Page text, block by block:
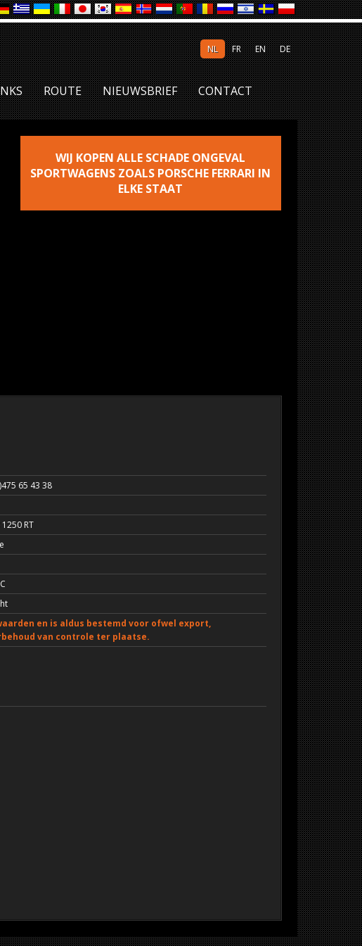
NL FR EN DE
ROUTE NIEUWSBRIEF CONTACT
WIJ KOPEN ALLE SCHADE ONGEVAL
SPORTWAGENS ZOALS PORSCHE FERRARI IN
ELKE STAAT
65 43 38
1250 RT
en is aldus bestemd voor ofwel export,
van controle ter plaatse.